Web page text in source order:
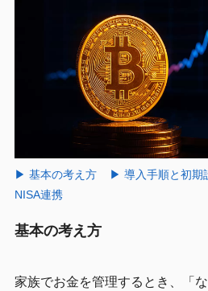
▶ 基本の考え方 ▶ 導入手順と初期
NISA連携
基本の考え方
家族でお金を管理するとき、「